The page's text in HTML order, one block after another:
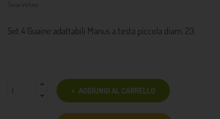
Tasse incluse
Set 4 Guaine adattabili Manus a testa piccola diam. 23
AGGIUNGI AL CARRELLO